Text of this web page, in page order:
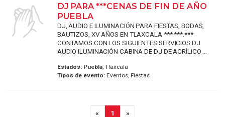
DJ PARA ***CENAS DE FIN DE AÑO
PUEBLA
DJ, AUDIO E ILUMINACIÓN PARA FIESTAS, BODAS,
BAUTIZOS, XV AÑOS EN TLAXCALA ***.***.***
CONTAMOS CON LOS SIGUIENTES SERVICIOS DJ
AUDIO ILUMINACIÓN CABINA DE DJ DE ACRÍLICO ...
Estados: Puebla, Tlaxcala
Tipos de evento:Eventos, Fiestas
« 1 »